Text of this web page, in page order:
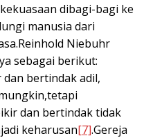
dibagi-bagi ke
manusia dari
Niebuhr
sebagai berikut:
bertindak adil,
dan bertindak tidak
keharusan[7].Gereja